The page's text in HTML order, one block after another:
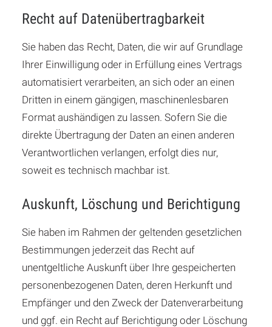
Recht auf Daten­übertrag­barkeit
Sie haben das Recht, Daten, die wir auf Grundlage
Ihrer Einwilligung oder in Erfüllung eines Vertrags
automatisiert verarbeiten, an sich oder an einen
Dritten in einem gängigen, maschinenlesbaren
Format aushändigen zu lassen. Sofern Sie die
direkte Übertragung der Daten an einen anderen
Verantwortlichen verlangen, erfolgt dies nur,
soweit es technisch machbar ist.
Auskunft, Löschung und Berichtigung
Sie haben im Rahmen der geltenden gesetzlichen
Bestimmungen jederzeit das Recht auf
unentgeltliche Auskunft über Ihre gespeicherten
personenbezogenen Daten, deren Herkunft und
Empfänger und den Zweck der Datenverarbeitung
und ggf. ein Recht auf Berichtigung oder Löschung